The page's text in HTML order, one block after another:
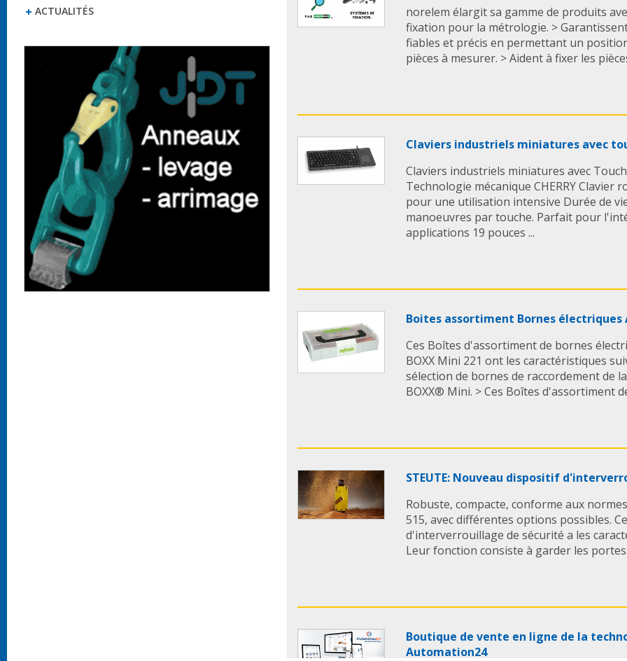
ACTUALITÉS
momentanément en
courbure minimal
endommager la
gaine est
forces de pression.
spirale interne est
permanente.
MONTAGE
Ouvrir le boîtier et
dans la position
fraisée. Faire passer
d'arrêt et les
collecteur de câbles.
d'utiliser en option
d'arrêt. Mettre en
posés et fixés, il
norelem élargit sa gamme de produits
fixation pour la métrologie. >
fiables et précis en permettant un
pièces à mesurer. > Aident à fixer les
Claviers industriels miniatures avec
Claviers industriels miniatures avec
Technologie mécanique CHERRY Clavier
pour une utilisation intensive Durée de
manoeuvres par touche. Parfait pour
applications 19 pouces ...
Boites assortiment Bornes électriques
Ces Boîtes d'assortiment de bornes
BOXX Mini 221 ont les caractéristiques
sélection de bornes de raccordement de
BOXX® Mini. > Ces Boîtes d'assortiment
STEUTE: Nouveau dispositif
Robuste, compacte, conforme aux
515, avec différentes options possibles.
d'interverrouillage de sécurité a les
Leur fonction consiste à garder les
Boutique de vente en ligne de la
Automation24